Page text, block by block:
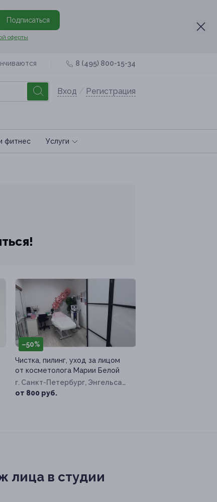
Подписаться
оферты
8 (495) 800-15-34
Вход / Регистрация
фитнес Услуги
–50%
Чистка, пилинг, уход за лицом
от косметолога Марии Белой
г. Санкт-Петербург, Энгельса
пр-т, д. 154
от 800 руб.
лица в студии